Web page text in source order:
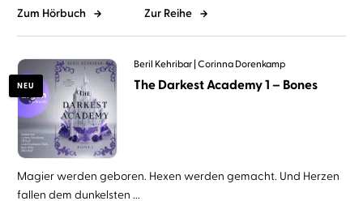
Zum Hörbuch Zur Reihe
NEU
Beril Kehribar Corinna Dorenkamp
The Darkest Academy 1 – Bones
Magier werden geboren. Hexen werden gemacht. Und Herzen
fallen dem dunkelsten ...